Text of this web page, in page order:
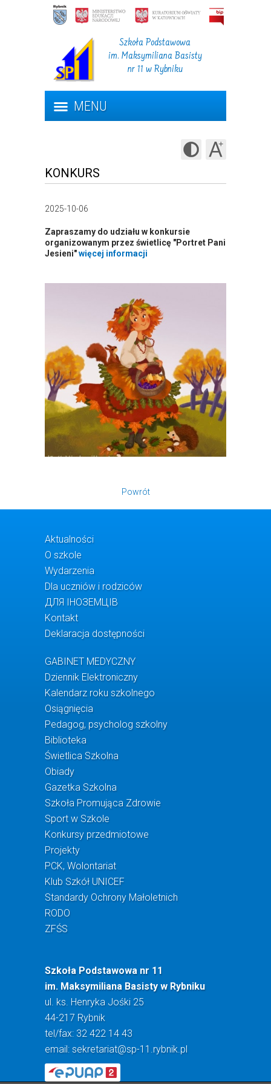
Szkoła Podstawowa
im. Maksymiliana Basisty
nr 11 w Rybniku
MENU
KONKURS
2025-10-06
Zapraszamy do udziału w konkursie
organizowanym przez świetlicę "Portret Pani
Jesieni"więcej informacji
Powrót
Aktualności
O szkole
Wydarzenia
Dla uczniów i rodziców
ДЛЯ ІНОЗЕМЦІВ
Kontakt
Deklaracja dostępności
GABINET MEDYCZNY
Dziennik Elektroniczny
Kalendarz roku szkolnego
Osiągnięcia
Pedagog, psycholog szkolny
Biblioteka
Świetlica Szkolna
Obiady
Gazetka Szkolna
Szkoła Promująca Zdrowie
Sport w Szkole
Konkursy przedmiotowe
Projekty
PCK, Wolontariat
Klub Szkół UNICEF
Standardy Ochrony Małoletnich
RODO
ZFŚS
Szkoła Podstawowa nr 11
im. Maksymiliana Basisty w Rybniku
ul. ks. Henryka Jośki 25
44-217 Rybnik
tel/fax: 32 422 14 43
email: sekretariat@sp-11.rybnik.pl